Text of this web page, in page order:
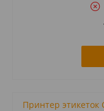
Принтер этикеток